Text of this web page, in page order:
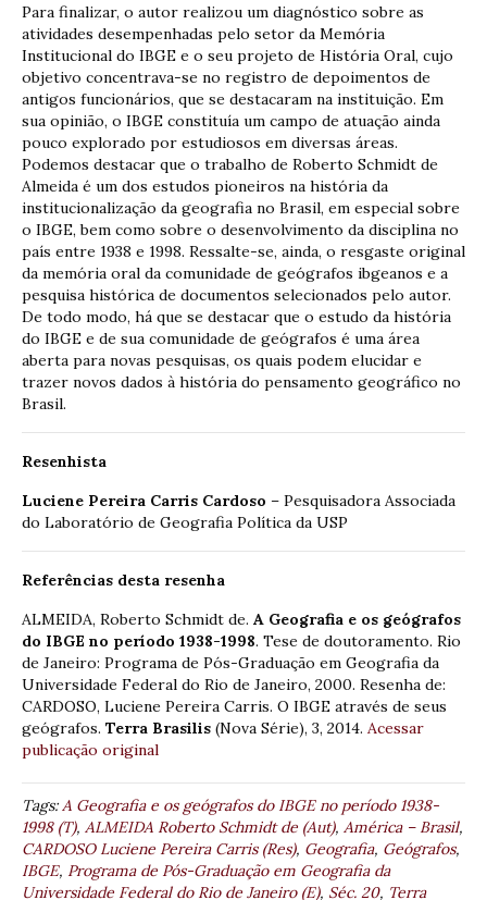
Para finalizar, o autor realizou um diagnóstico sobre as
atividades desempenhadas pelo setor da Memória
Institucional do IBGE e o seu projeto de História Oral, cujo
objetivo concentrava-se no registro de depoimentos de
antigos funcionários, que se destacaram na instituição. Em
sua opinião, o IBGE constituía um campo de atuação ainda
pouco explorado por estudiosos em diversas áreas.
Podemos destacar que o trabalho de Roberto Schmidt de
Almeida é um dos estudos pioneiros na história da
institucionalização da geografia no Brasil, em especial sobre
o IBGE, bem como sobre o desenvolvimento da disciplina no
país entre 1938 e 1998. Ressalte-se, ainda, o resgaste original
da memória oral da comunidade de geógrafos ibgeanos e a
pesquisa histórica de documentos selecionados pelo autor.
De todo modo, há que se destacar que o estudo da história
do IBGE e de sua comunidade de geógrafos é uma área
aberta para novas pesquisas, os quais podem elucidar e
trazer novos dados à história do pensamento geográfico no
Brasil.
Resenhista
Luciene Pereira Carris Cardoso – Pesquisadora Associada
do Laboratório de Geografia Política da USP
Referências desta resenha
ALMEIDA, Roberto Schmidt de. A Geografia e os geógrafos
do IBGE no período 1938-1998. Tese de doutoramento. Rio
de Janeiro: Programa de Pós-Graduação em Geografia da
Universidade Federal do Rio de Janeiro, 2000. Resenha de:
CARDOSO, Luciene Pereira Carris. O IBGE através de seus
geógrafos. Terra Brasilis (Nova Série), 3, 2014. Acessar
publicação original
Tags:A Geografia e os geógrafos do IBGE no período 1938-
1998 (T), ALMEIDA Roberto Schmidt de (Aut), América – Brasil,
CARDOSO Luciene Pereira Carris (Res), Geografia, Geógrafos,
IBGE, Programa de Pós-Graduação em Geografia da
Universidade Federal do Rio de Janeiro (E), Séc. 20, Terra